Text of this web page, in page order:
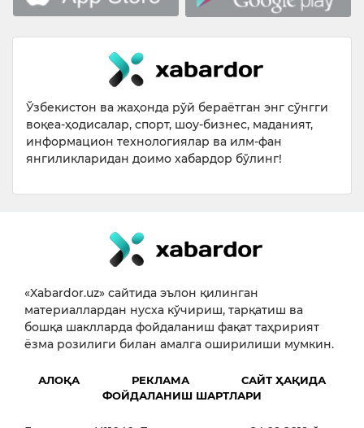
Ўзбекистон ва жаҳонда рўй бераётган энг сўнгги
воқеа-ҳодисалар, спорт, шоу-бизнес, маданият,
информацион технологиялар ва илм-фан
янгиликларидан доимо хабардор бўлинг!
«Xabardor.uz» сайтида эълон қилинган
материаллардан нусха кўчириш, тарқатиш ва
бошқа шаклларда фойдаланиш фақат таҳририят
ёзма розилиги билан амалга оширилиши мумкин.
АЛОҚА РЕКЛАМА
САЙТ ҲАҚИДА
ФОЙДАЛАНИШ ШАРТЛАРИ